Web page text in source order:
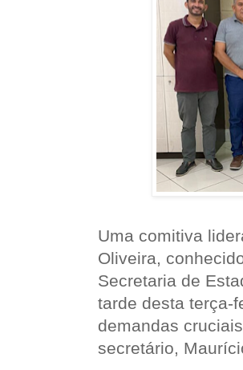
Uma comitiva
Oliveira,
Secretaria de
tarde desta terça-
demandas
secretário,